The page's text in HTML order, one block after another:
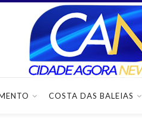
COSTA DAS BALEIAS